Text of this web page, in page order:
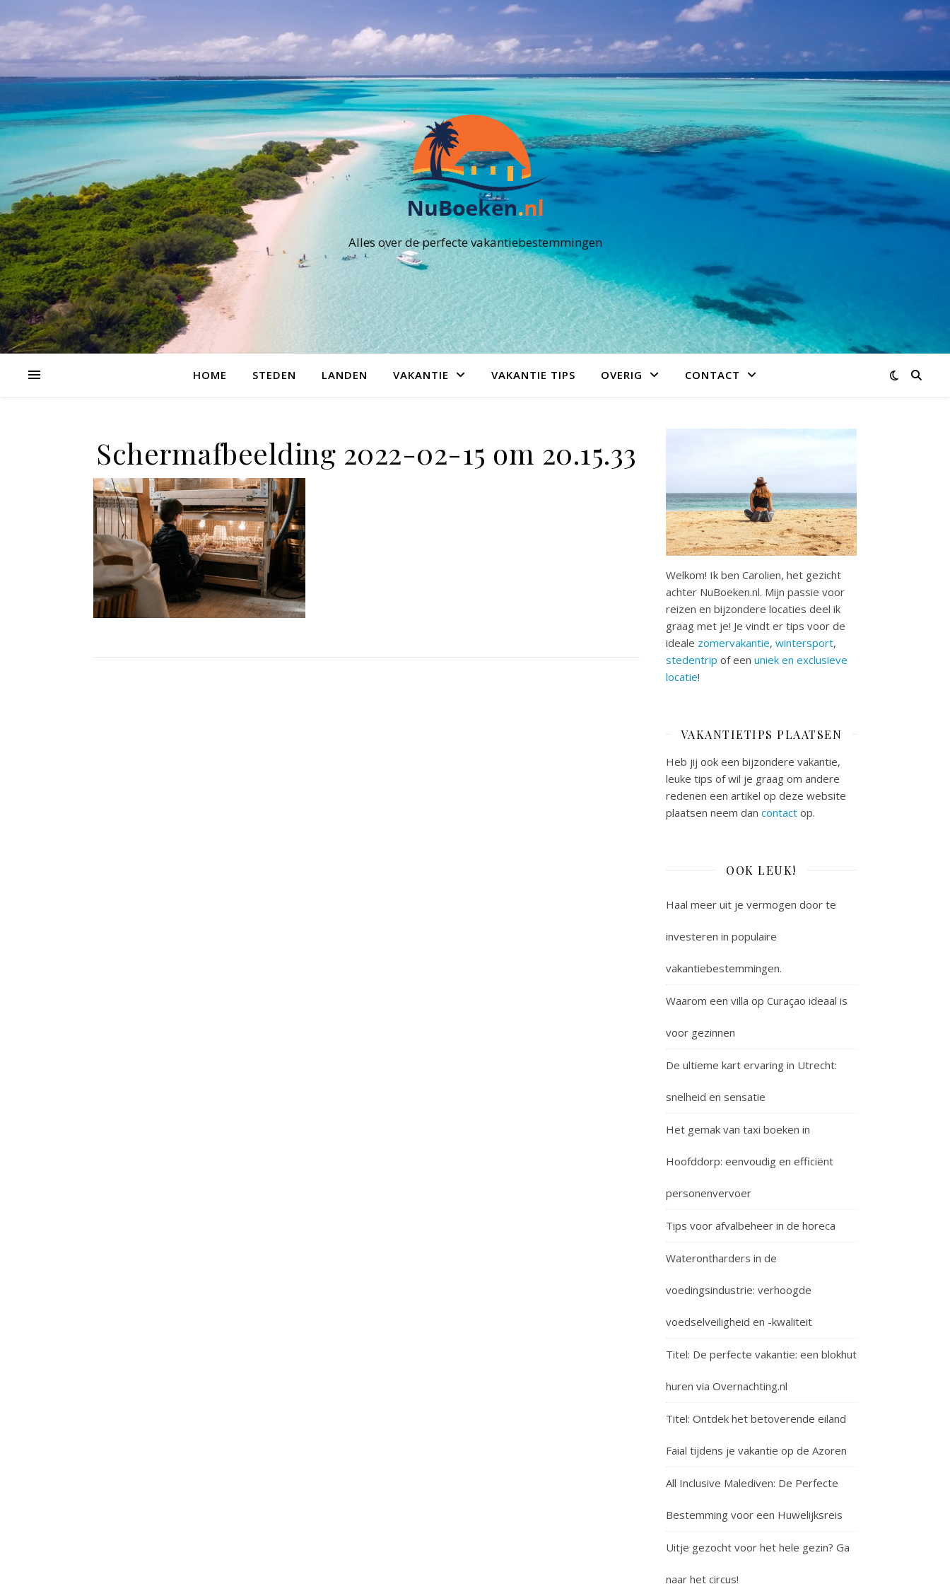
Alles over de perfecte vakantiebestemmingen
HOME STEDEN LANDEN VAKANTIE VAKANTIE TIPS OVERIG CONTACT
Schermafbeelding 2022-02-15 om 20.15.33
Welkom! Ik ben Carolien, het gezicht
achter NuBoeken.nl. Mijn passie voor
reizen en bijzondere locaties deel ik
graag met je! Je vindt er tips voor de
ideale zomervakantie, wintersport,
stedentrip of een uniek en exclusieve
locatie!
VAKANTIETIPS PLAATSEN
Heb jij ook een bijzondere vakantie,
leuke tips of wil je graag om andere
redenen een artikel op deze website
plaatsen neem dan contact op.
OOK LEUK!
Haal meer uit je vermogen door te
investeren in populaire
vakantiebestemmingen.
Waarom een villa op Curaçao ideaal is
voor gezinnen
De ultieme kart ervaring in Utrecht:
snelheid en sensatie
Het gemak van taxi boeken in
Hoofddorp: eenvoudig en efficiënt
personenvervoer
Tips voor afvalbeheer in de horeca
Waterontharders in de
voedingsindustrie: verhoogde
voedselveiligheid en -kwaliteit
Titel: De perfecte vakantie: een blokhut
huren via Overnachting.nl
Titel: Ontdek het betoverende eiland
Faial tijdens je vakantie op de Azoren
All Inclusive Malediven: De Perfecte
Bestemming voor een Huwelijksreis
Uitje gezocht voor het hele gezin? Ga
naar het circus!